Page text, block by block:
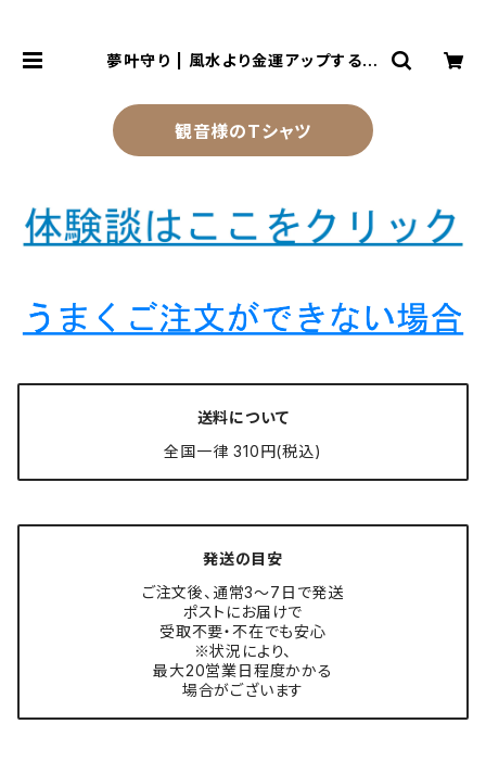
夢叶守り | 風水より金運アップする観
観音様のTシャツ
送料について
全国一律 310円(税込)
発送の目安
ご注文後、通常3〜7日で発送
ポストにお届けで
受取不要・不在でも安心
※状況により、
最大20営業日程度かかる
場合がございます